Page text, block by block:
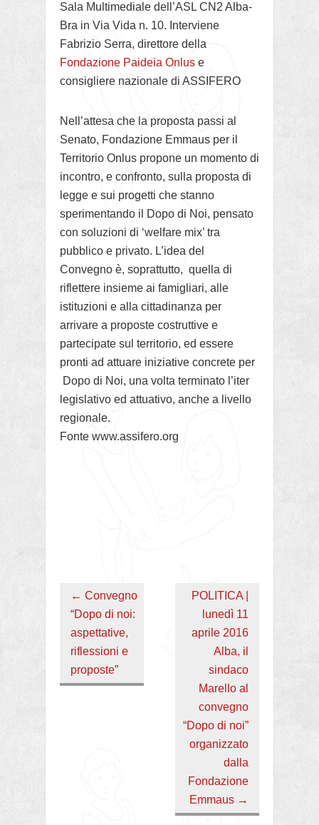
Sala Multimediale dell’ASL CN2 Alba-
Bra in Via Vida n. 10. Interviene
Fabrizio Serra, direttore della
Fondazione Paideia Onlus e
consigliere nazionale di ASSIFERO
Nell’attesa che la proposta passi al
Senato, Fondazione Emmaus per il
Territorio Onlus propone un momento di
incontro, e confronto, sulla proposta di
legge e sui progetti che stanno
sperimentando il Dopo di Noi, pensato
con soluzioni di ‘welfare mix’ tra
pubblico e privato. L’idea del
Convegno è, soprattutto, quella di
riflettere insieme ai famigliari, alle
istituzioni e alla cittadinanza per
arrivare a proposte costruttive e
partecipate sul territorio, ed essere
pronti ad attuare iniziative concrete per
Dopo di Noi, una volta terminato l’iter
legislativo ed attuativo, anche a livello
regionale.
Fonte www.assifero.org
← Convegno
“Dopo di noi:
aspettative,
riflessioni e
proposte”
POLITICA |
lunedì 11
aprile 2016
Alba, il
sindaco
Marello al
convegno
“Dopo di noi”
organizzato
dalla
Fondazione
Emmaus →